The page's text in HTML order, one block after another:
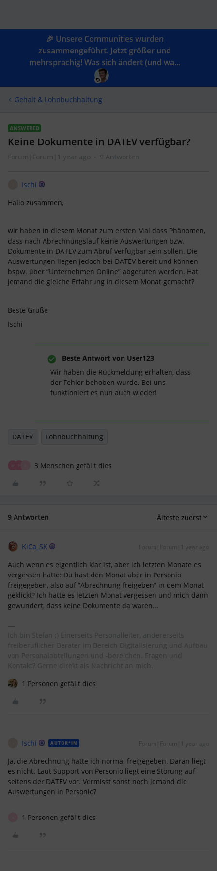
🎉 Unsere Communities wurden
zusammengeführt. Jetzt größer und
mehrsprachig! Was sich ändert (und wa...
Gehalt & Lohnbuchhaltung
ANSWERED
Keine Dokumente in DATEV verfügbar?
Forum|Forum|1 year ago 9 Antworten
Ischi
Hallo zusammen,
wir haben in diesem Monat zum ersten Mal dass Phänomen,
dass nach Abrechnungslauf keine Auswertungen bzw.
Dokumente in DATEV zum Abruf verfügbar sein sollen. Die
Auswertungen liegen jedoch bei DATEV bereit und können
bspw. über “Unternehmen Online” abgerufen werden. Hat
jemand die gleiche Erfahrung in diesem Monat gemacht?
Beste Grüße
Ischi
Beste Antwort von User123
Wir haben die Rückmeldung erhalten, dass
der Fehler behoben wurde. Bei uns
funktioniert es nun auch wieder!
DATEV Lohnbuchhaltung
M 3 Menschen gefällt dies
9 Antworten Älteste zuerst
KiCa_SK Forum|Forum|1 year ago
Auch wenn es eigentlich klar ist, aber ich letzten Monate es
vergessen hatte: Du hast den Monat aber in Personio
freigegeben, also auf “Abrechnung freigeben” in dem Monat
geklickt? Ich hatte es letzten Monat vergessen und mich dann
gewundert, dass keine Dokumente da waren...
Ich bin Stefan ;) Einerseits Personalleiter, andererseits
freiberuflicher Berater im Bereich Digitalisierung und Aufbau
von Personalabteilungen und -bereichen. Fragen und
Kontakt? Gerne direkt als Nachricht an mich.
1 Personen gefällt dies
Ischi AUTOR*IN Forum|Forum|1 year ago
Ja, die Abrechnung hatte ich normal freigegeben. Daran liegt
es nicht. Laut Support von Personio liegt eine Störung auf
seitens der DATEV vor. Vermisst sonst noch jemand die
Auswertungen in Personio?
1 Personen gefällt dies